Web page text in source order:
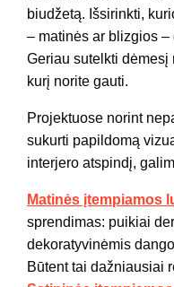
biudžetą. Išsirinkti,
– matinės ar blizgios
Geriau sutelkti dėmesį
kurį norite gauti.
Projektuose norint
sukurti papildomą
interjero atspindį,
Matinės įtempiamos
sprendimas: puikiai
dekoratyvinėmis
Būtent tai dažniausiai